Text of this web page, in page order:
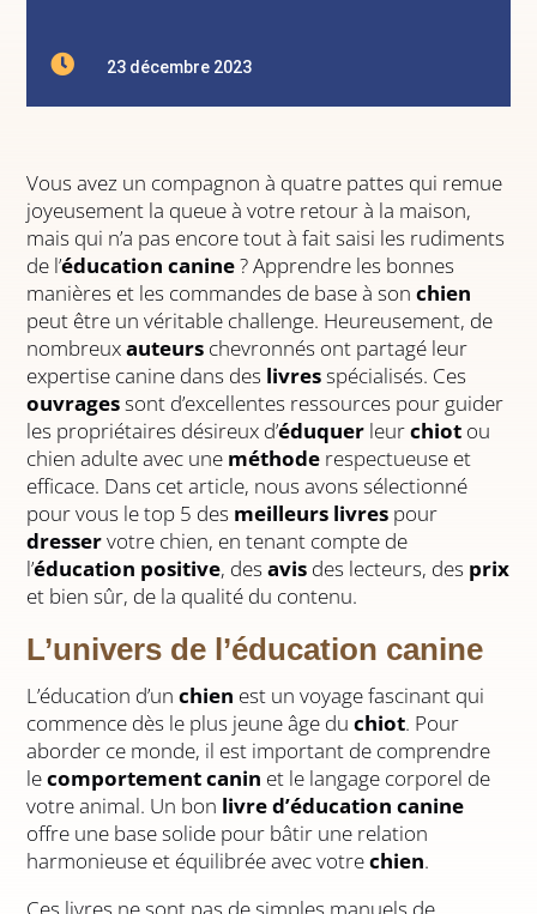
 23 décembre 2023
Vous avez un compagnon à quatre pattes qui remue
joyeusement la queue à votre retour à la maison,
mais qui n’a pas encore tout à fait saisi les rudiments
de l’éducation canine? Apprendre les bonnes
manières et les commandes de base à sonchien
peut être un véritable challenge. Heureusement, de
nombreuxauteurs chevronnés ont partagé leur
expertise canine dans des livresspécialisés. Ces
ouvragessont d’excellentes ressources pour guider
les propriétaires désireux d’éduquer leurchiot ou
chien adulte avec une méthode respectueuse et
efficace. Dans cet article, nous avons sélectionné
pour vous le top 5 des meilleurs livres pour
dresservotre chien, en tenant compte de
l’éducation positive, desavis des lecteurs, des prix
et bien sûr, de la qualité du contenu.
L’univers de l’éducation canine
L’éducation d’unchien est un voyage fascinant qui
commence dès le plus jeune âge duchiot. Pour
aborder ce monde, il est important de comprendre
lecomportement canin et le langage corporel de
votre animal. Un bon livre d’éducation canine
offre une base solide pour bâtir une relation
harmonieuse et équilibrée avec votrechien.